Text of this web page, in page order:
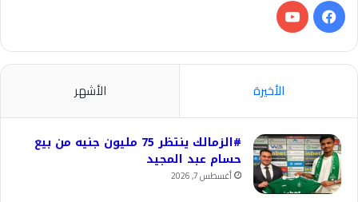
فيسبوك‫YouTube
الأخيرة الأشهر
#الزمالك ينتظر 75 مليون جنيه من بيع
حسام عبد المجيد
أغسطس 7, 2026